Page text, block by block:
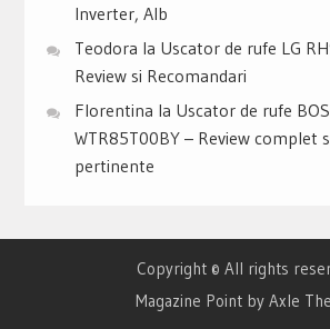
Inverter, Alb
Teodora la Uscator de rufe LG
Review si Recomandari
Florentina la Uscator de rufe
WTR85T00BY – Review complet
pertinente
Copyright © All rights
Magazine Point by Axle